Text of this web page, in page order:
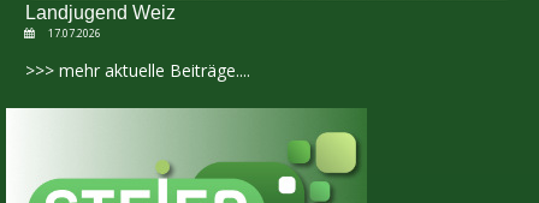
Landjugend Weiz
17.07.2026
>>> mehr aktuelle Beiträge....